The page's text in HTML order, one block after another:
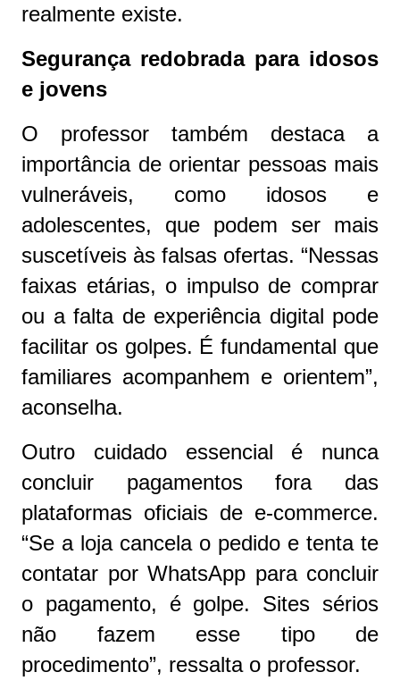
realmente existe.
Segurança redobrada para idosos
e jovens
O professor também destaca a
importância de orientar pessoas mais
vulneráveis, como idosos e
adolescentes, que podem ser mais
suscetíveis às falsas ofertas. “Nessas
faixas etárias, o impulso de comprar
ou a falta de experiência digital pode
facilitar os golpes. É fundamental que
familiares acompanhem e orientem”,
aconselha.
Outro cuidado essencial é nunca
concluir pagamentos fora das
plataformas oficiais de e-commerce.
“Se a loja cancela o pedido e tenta te
contatar por WhatsApp para concluir
o pagamento, é golpe. Sites sérios
não fazem esse tipo de
procedimento”, ressalta o professor.